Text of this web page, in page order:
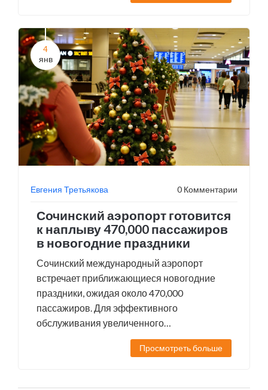
4
янв
Евгения Третьякова 0 Комментарии
Сочинский аэропорт готовится
к наплыву 470,000 пассажиров
в новогодние праздники
Сочинский международный аэропорт
встречает приближающиеся новогодние
праздники, ожидая около 470,000
пассажиров. Для эффективного
обслуживания увеличенного
пассажиропотока ведутся масштабные
приготовления. Аэропорт уже доказал свою
Просмотреть больше